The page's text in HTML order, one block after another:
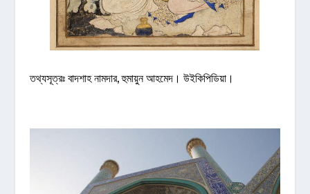
তথ্যসূত্রঃ বাদশাহ নামদার, হুমায়ুন আহমেদ। উইকিপিডিয়া।